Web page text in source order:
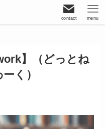
contact menu
】（どっとね
く）